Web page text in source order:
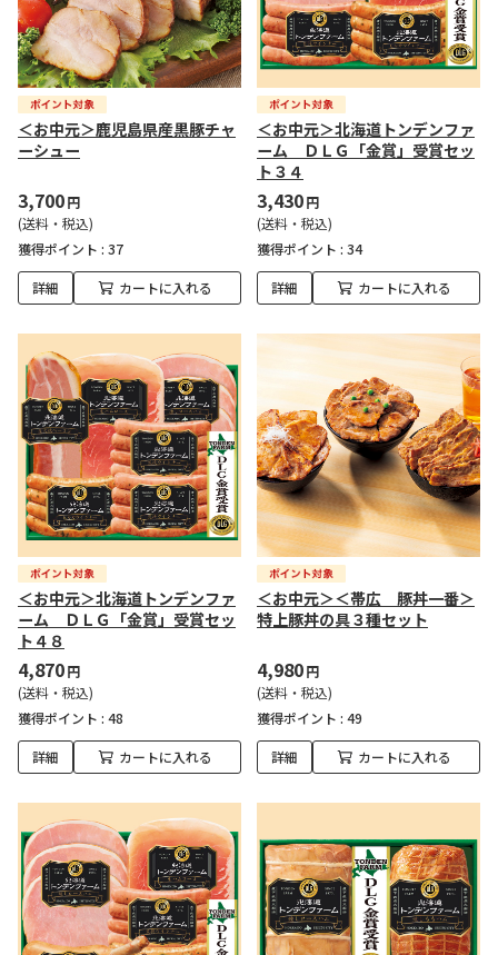
＜お中元＞鹿児島県産黒豚チャ
ーシュー
3,700円
(送料・税込)
獲得ポイント : 37
詳細 カートに入れる
＜お中元＞北海道トンデンファ
ーム ＤＬＧ「金賞」受賞セッ
ト３４
3,430円
(送料・税込)
獲得ポイント : 34
詳細 カートに入れる
＜お中元＞北海道トンデンファ
ーム ＤＬＧ「金賞」受賞セッ
ト４８
4,870円
(送料・税込)
獲得ポイント : 48
詳細 カートに入れる
＜お中元＞＜帯広 豚丼一番＞
特上豚丼の具３種セット
4,980円
(送料・税込)
獲得ポイント : 49
詳細 カートに入れる